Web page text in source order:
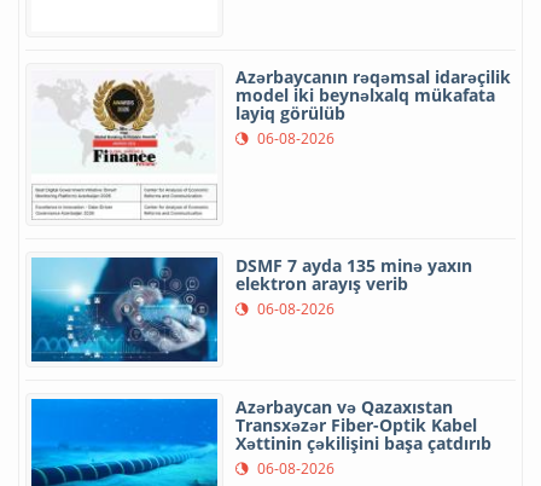
Azərbaycanın rəqəmsal idarəçilik
model iki beynəlxalq mükafata
layiq görülüb
06-08-2026
DSMF 7 ayda 135 minə yaxın
elektron arayış verib
06-08-2026
Azərbaycan və Qazaxıstan
Transxəzər Fiber-Optik Kabel
Xəttinin çəkilişini başa çatdırıb
06-08-2026